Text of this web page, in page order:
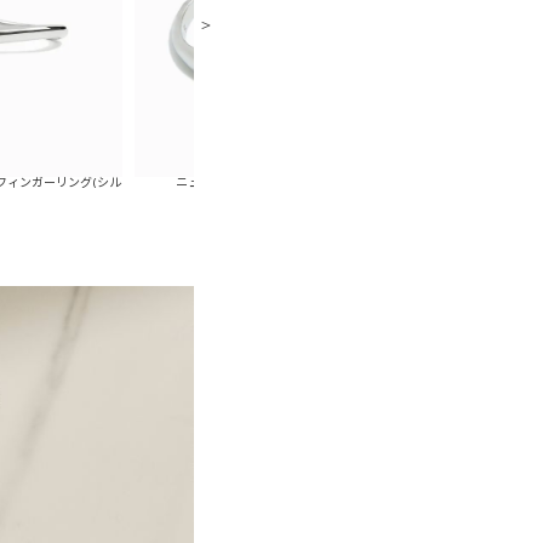
グ(シル
ニュアンスコンビイヤーカフリングSET